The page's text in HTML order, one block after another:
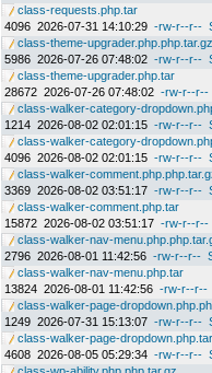
class-requests.php.tar
4096 2026-07-31 14:10:29 -rw-r--r--
class-theme-upgrader.php.php.tar.gz
5986 2026-07-26 07:48:02 -rw-r--r--
class-theme-upgrader.php.tar
28672 2026-07-26 07:48:02 -rw-r--r--
class-walker-category-
1214 2026-08-02 02:01:15 -rw-r--r--
class-walker-category-
4096 2026-08-02 02:01:15 -rw-r--r--
class-walker-
3369 2026-08-02 03:51:17 -rw-r--r--
class-walker-comment.php.tar
15872 2026-08-02 03:51:17 -rw-r--r--
class-walker-nav-
2796 2026-08-01 11:42:56 -rw-r--r--
class-walker-nav-menu.php.tar
13824 2026-08-01 11:42:56 -rw-r--r--
class-walker-page-
1249 2026-07-31 15:13:07 -rw-r--r--
class-walker-page-dropdown.php.tar
4608 2026-08-05 05:29:34 -rw-r--r--